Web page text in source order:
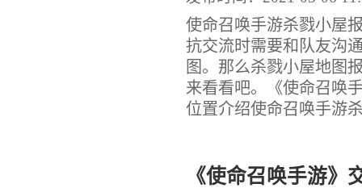
使命召唤手游杀戮小屋
抗交流时需要和队友沟
图。那么杀戮小屋地图
来看看吧。《使命召唤
位置介绍使命召唤手游
《使命召唤手游》